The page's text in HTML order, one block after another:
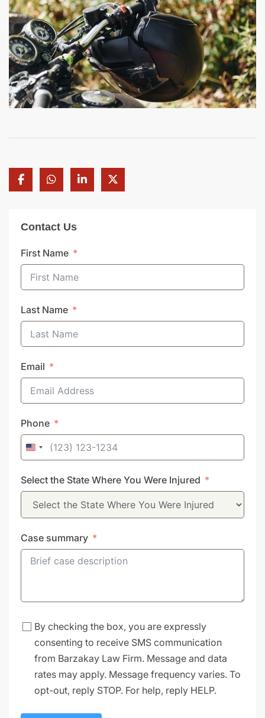
Contact Us
First Name
Last Name
Email
Phone
United
+1
Select the State Where You Were Injured
Case summary
By checking the box, you are expressly
consenting to receive SMS communication
from Barzakay Law Firm. Message and data
rates may apply. Message frequency varies. To
opt-out, reply STOP. For help, reply HELP.